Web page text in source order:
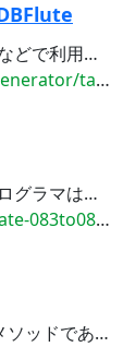
で利用するものであれば、 日々の開発のローカルでの
レスなく単体
ドである "test_variable_basic()メソッド" を